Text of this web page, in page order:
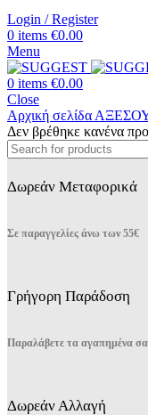
Login / Register
0 items €0.00
Menu
0 items €0.00
Close
Αρχική σελίδα
Δεν βρέθηκε κανένα
Δωρεάν Μεταφορικά
Σε παραγγελίες άνω των 55€
Γρήγορη Παράδοση
Παραλάβετε τα αγαπημένα
Δωρεάν Αλλαγή